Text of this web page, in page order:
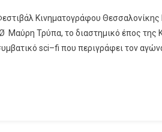
Κινηματογράφου
Τρύπα, το διαστημικό έπος της
sci–fi που περιγράφει τον